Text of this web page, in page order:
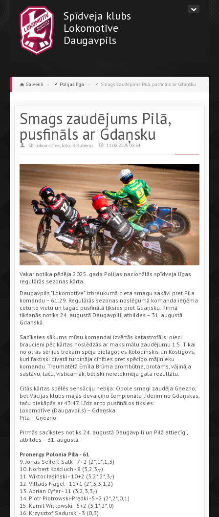
Spīdveja klubs
Lokomotīve
Daugavpils
Galvenā » Polijas līga » Smags zaudējums Pilā, pusfināls ar Gdaņsku
Smags zaudējums Pilā,
pusfināls ar Gdaņsku
SK Lokomotīve, foto: R.Rubenis 11.08.2025 08:34
Vakar notika pēdēja 2025. gada Polijas nacionālās spīdveja līgas
regulārās sezonas kārta.
Daugavpils "Lokomotīve" izbraukumā cieta smagu sakāvi pret Pila
komandu – 61:29. Regulārās sezonas noslēgumā komanda ieņēma
ceturto vietu un tagad pusfinālā tiksies pret Gdaņsku. Pirmā
tikšanās notiks 24. augustā Daugavpilī, atbildes – 31. augustā
Gdaņskā.
Sacīkstes sākums mūsu komandai izvērtās katastrofāls: pieci
braucieni pēc kārtas noslēdzās ar maksimālu zaudējumu 1:5. Tikai
no otrās sērijas trekam spēja pielāgoties Kolodinskis un Kostigovs,
kuri faktiski divatā turpināja cīnīties pret spēcīgo mājinieku
komandu. Traumatētā Emīla Brūma prombūtne, protams, vājināja
sastāvu, taču, visticamāk, būtiski neietekmēja gala rezultātu.
Citās kārtas spēlēs sensāciju nebija: Opole smagi zaudēja Gņezno,
bet Vācijas klubs mājās deva cīņu čempionāta līderim no Gdaņskas,
taču piekāpās ar 43:47. Līdz ar to pusfinālos tiksies:
Lokomotīve (Daugavpils) – Gdaņska
Pila – Gņezno
Pirmās sacīkstes notiks 24. augustā Daugavpilī un Pilā attiecīgi,
atbildes – 31. augustā.
Pronergy Polonia Piła - 61
9. Jonas Seifert-Salk - 7+2 (2*,1*,1,3)
10. Norbert Kościuch - 8 (3,2,3,-,-)
11. Wiktor Jasiński - 10+2 (3,2*,2*,3,-)
12. Villads Nagel - 11+1 (2*,3,3,1,2)
13. Adrian Cyfer - 11 (3,2,3,3,-)
14. Piotr Piotrowski-Prędki - 5+2 (2*,2*,0,1)
15. Kamil Witkowski - 6+2 (3,1*,2*,0)
16. Krzysztof Sadurski - 3 (0,3)